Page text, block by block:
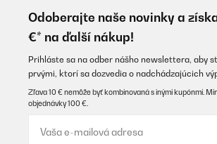
Odoberajte naše novinky a
€* na ďalší nákup!
Prihláste sa na odber nášho newslettera, aby
prvými, ktorí sa dozvedia o nadchádzajúcich
Zľava 10 € nemôže byť kombinovaná s inými kupónmi.
objednávky 100 €.